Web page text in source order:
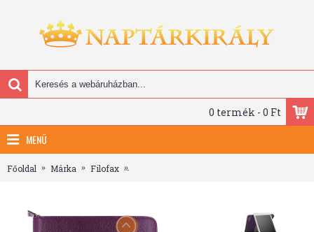
0 termék - 0 Ft
MENÜ
Főoldal Márka Filofax